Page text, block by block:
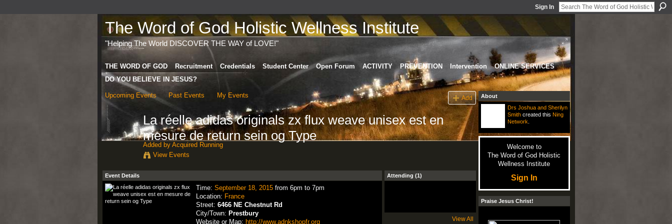
Sign In
The Word of God Holistic Wellness Institute
"Helping The World DISCOVER THE WAY of LOVE!"
THE WORD OF GOD Recruitment Credentials Student Center Open Forum ACTIVITY PREVENTION Intervention
ONLINE SERVICES
DO YOU BELIEVE IN JESUS?
Upcoming Events Past Events My Events Add
La réelle adidas originals zx flux weave unisex est en
mesure de return sein og Type
Added by Acquired Running
View Events
Event Details
Time:September 18, 2015 from 6pm to 7pm
Location: France
Street:6466 NE Chestnut Rd
City/Town: Prestbury
Website or Map: http://www.adnkshopfr.org
Attending (1)
View All
About
Drs Joshua and Sherilyn
Smithcreated this Ning
Network
Welcome to
The Word of God Holistic
Wellness Institute
Sign In
Praise Jesus Christ!